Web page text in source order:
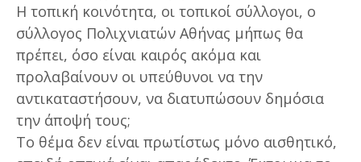
Η τοπική κοινότητα, οι τοπικοί σύλλογοι, ο
σύλλογος Πολιχνιατών Αθήνας μήπως θα
πρέπει, όσο είναι καιρός ακόμα και
προλαβαίνουν οι υπεύθυνοι να την
αντικαταστήσουν, να διατυπώσουν δημόσια
την άποψή τους;
Το θέμα δεν είναι πρωτίστως μόνο αισθητικό,